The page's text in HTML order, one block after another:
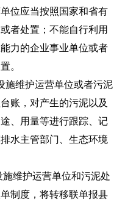
位应当按照国家和省有
者处置；不能自行利用
力的企业事业单位或者
。
施维护运营单位或者污泥
账，对产生的污泥以及
、用量等进行跟踪、记
水主管部门、生态环境
维护运营单位和污泥处
制度，将转移联单报县